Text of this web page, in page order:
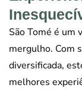
São Tomé é um
mergulho. Com
diversificada,
melhores